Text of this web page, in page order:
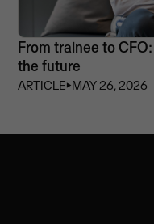
From trainee to
the future
ARTICLE⏵MAY 26, 2026